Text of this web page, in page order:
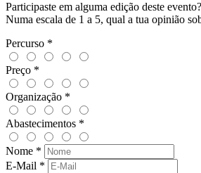
Participaste em alguma edição deste evento?
Numa escala de 1 a 5, qual a tua opinião
Percurso *
Preço *
Organização *
Abastecimentos *
Nome *
E-Mail *